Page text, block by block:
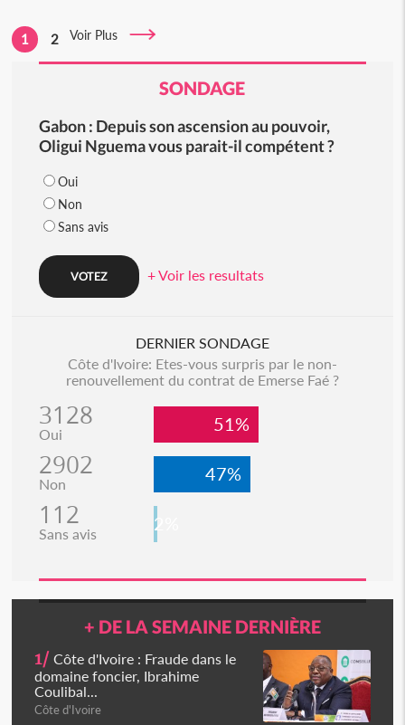
1 2 Voir Plus
SONDAGE
Gabon : Depuis son ascension au pouvoir,
Oligui Nguema vous parait-il compétent ?
Oui
Non
Sans avis
+ Voir les resultats
DERNIER SONDAGE
Côte d'Ivoire: Etes-vous surpris par le non-
renouvellement du contrat de Emerse Faé ?
3128
Oui 51%
2902
Non 47%
112
Sans avis 2%
+ DE LA SEMAINE DERNIÈRE
1/ Côte d'Ivoire : Fraude dans le
domaine foncier, Ibrahime
Coulibal...
Côte d'Ivoire